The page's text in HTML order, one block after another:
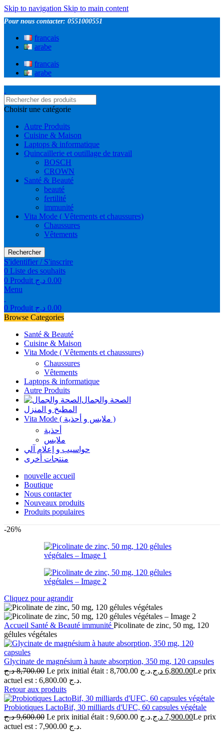
Skip to navigation Skip to main content
Pour nous contacter: 0551000551
francais
arabe
francais
arabe
Choisir une catégorie
Autre Produits
Cuisine & Maison
Laptops & informatique
Quincaillerie et outillage de travail
BOSCH
CROWN
Santé & Beauté
beauté
fertilité
immunité
Vita Mode ( Vêtements et chaussures)
Chaussures
Vêtements
Rechercher
S'identifier / S'inscrire
0 Liste des souhaits
0 Produit 0.00 د.ج
Menu
0 Produit 0.00 د.ج
Browse Categories
Santé & Beauté
Cuisine & Maison
Vita Mode ( Vêtements et chaussures)
Chaussures
Vêtements
Laptops & informatique
Autre Produits
الصحة والجمال
المطبخ و المنزل
Vita Mode ( ملابس و أحذية )
أحذية
ملابس
حواسيب و إعلام آلي
منتجات أخرى
nouvelle accueil
Boutique
Nous contacter
Nouveaux produits
Produits populaires
-26%
Cliquez pour agrandir
Accueil Santé & Beauté immunité Picolinate de zinc, 50 mg, 120
gélules végétales
Glycinate de magnésium à haute absorption, 350 mg, 120 capsules
8,700.00 د.ج Le prix initial était : 8,700.00 د.ج. 6,800.00 د.ج
Le prix
actuel est : 6,800.00 د.ج.
Retour aux produits
Probiotiques LactoBif, 30 milliards d'UFC, 60 capsules végétale
9,600.00 د.ج Le prix initial était : 9,600.00 د.ج. 7,900.00 د.ج
Le prix
actuel est : 7,900.00 د.ج.